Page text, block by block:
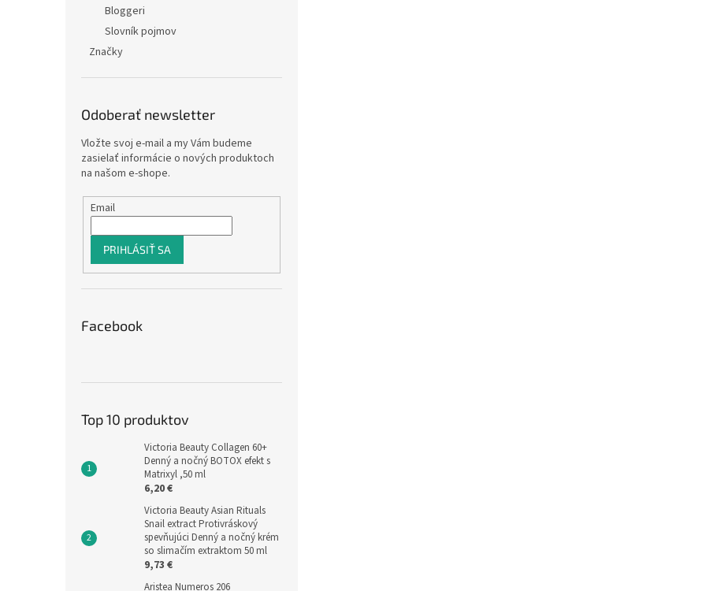
Bloggeri
Slovník pojmov
Značky
Odoberať newsletter
Vložte svoj e-mail a my Vám budeme
zasielať informácie o nových produktoch
na našom e-shope.
Email
PRIHLÁSIŤ SA
Facebook
Top 10 produktov
Victoria Beauty Collagen 60+
Denný a nočný BOTOX efekt s
Matrixyl ,50 ml
6,20 €
Victoria Beauty Asian Rituals
Snail extract Protivráskový
spevňujúci Denný a nočný krém
so slimačím extraktom 50 ml
9,73 €
Aristea Numeros 206